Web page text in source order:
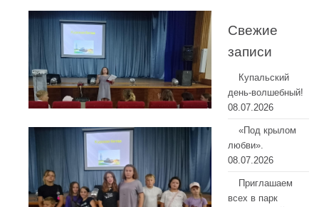
Свежие
записи
Купальский
день-волшебный!
08.07.2026
«Под крылом
любви».
08.07.2026
Приглашаем
всех в парк